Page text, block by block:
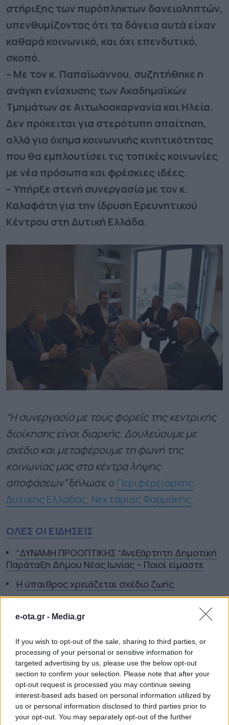
e-ota.gr - Media.gr
If you wish to opt-out of the sale, sharing to third parties, or
processing of your personal or sensitive information for
targeted advertising by us, please use the below opt-out
section to confirm your selection. Please note that after your
opt-out request is processed you may continue seeing
interest-based ads based on personal information utilized by
us or personal information disclosed to third parties prior to
your opt-out. You may separately opt-out of the further
στήριξης των πυρόπληκτων δανειοληπτών,
υπενθυμίζοντας ότι τα δάνεια αυτά είχαν
καθαρά κοινωνικό, και όχι επενδυτικό,
σκοπό.
– Με τον κ. Παπαϊωάννου, συζητήθηκε η
ανάγκη ενίσχυσης των Ακαδημαϊκών
Τμημάτων σε Αιτωλοακαρνανία και Ηλεία.
Δεν πρόκειται για στερότυπη απαίτηση,
αλλά για όχημα κοινωνικής κινητικότητας
που θα εμπλουτίσει τις τοπικές κοινωνίες
με νέα πρόσωπα και φρέσκιες ιδέες.
– Υπήρξε στενή συνεργασία με τον κ.
Καλαφάτη για την ίδρυση Ερευνητικού
Κέντρου στη Δυτική Ελλάδα.
“Η συνεργασία με τους φορείς της κεντρικής
διοίκησης είναι διαρκής. Δουλεύουμε με
σχέδιο και μεταφέρουμε τη φωνή της
κοινωνίας μας στα κέντρα λήψης
αποφάσεων”δήλωσε ο Περιφερειάρχης
Δυτικής Ελλάδας, Νεκτάριος Φαρμάκης.
ΟΛΕΣ ΟΙ ΕΙΔΗΣΕΙΣ
“ΔΥΝΑΜΗ ΠΡΟΟΠΤΙΚΗΣ “Ανεξάρτητη Δημοτική
Παράταξη Δήμου Νέας Ιωνίας – Ποιοί είμαστε
Η ύπαιθρος χρειάζεται σχέδιο ζωής
Χαρδαλιάς
TAGS: ΚΥΡΙΑΚΟΣ ΠΙΕΡΡΑΚΑΚΗΣ ΝΕΚΤΑΡΙΟΣ
ΦΑΡΜΑΚΗΣ ΠΕΡΙΦΕΡΕΙΑ ΔΥΤΙΚΗΣ ΕΛΛΑΔΑΣ
ΠΕΡΙΦΕΡΕΙΕΣ